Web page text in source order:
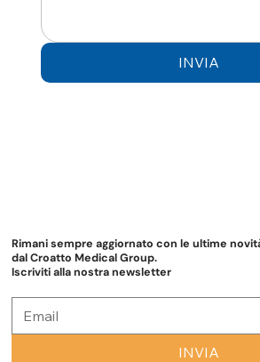
INVIA
Rimani sempre aggiornato con le ultime
dal Croatto Medical Group.
Iscriviti alla nostra newsletter
INVIA